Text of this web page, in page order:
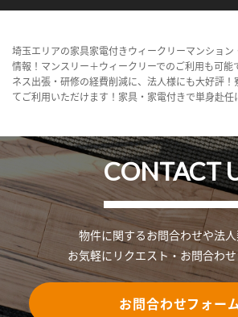
埼玉エリアの家具家電付きウィークリーマンショ
情報！マンスリー＋ウィークリーでのご利用も可能
ネス出張・研修の経費削減に、法人様にも大好評！
てご利用いただけます！家具・家電付きで単身赴任
CONTACT
物件に関するお問合わせや法人
お気軽にリクエスト・お問合わせ
お問合わせフォー